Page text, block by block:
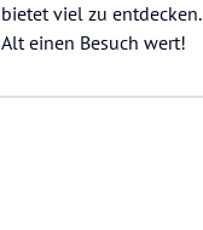
bietet viel zu
Alt einen Besuch wert!